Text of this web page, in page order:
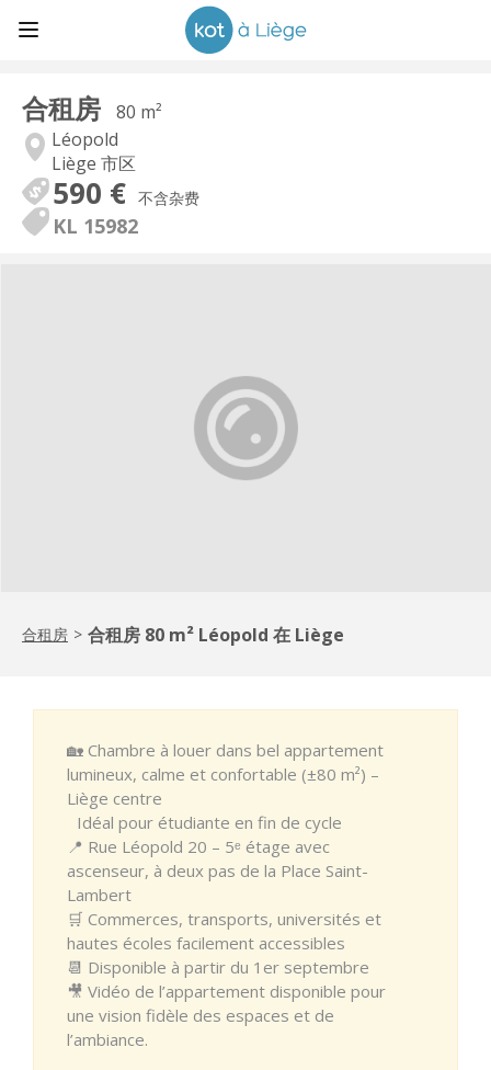
合租房
80 m²
Léopold
Liège 市区
590 € 不含杂费
KL 15982
合租房 > 合租房 80 m² Léopold 在 Liège
🏡 Chambre à louer dans bel appartement
lumineux, calme et confortable (±80 m²) –
Liège centre
Idéal pour étudiante en fin de cycle
📍 Rue Léopold 20 – 5ᵉ étage avec
ascenseur, à deux pas de la Place Saint-
Lambert
🛒 Commerces, transports, universités et
hautes écoles facilement accessibles
📆 Disponible à partir du 1er septembre
🎥 Vidéo de l’appartement disponible pour
une vision fidèle des espaces et de
l’ambiance.